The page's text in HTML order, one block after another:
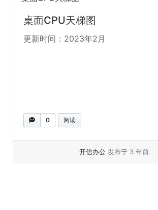
桌面CPU天梯图
更新时间：2023年2月
0 阅读
开信办公 发布于 3 年前